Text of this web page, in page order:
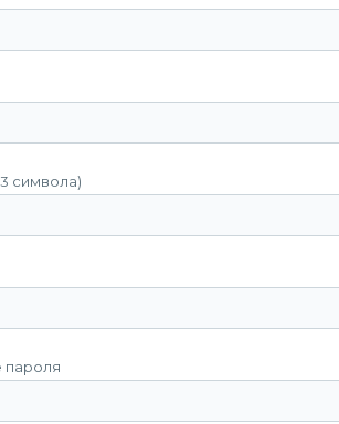
символа)